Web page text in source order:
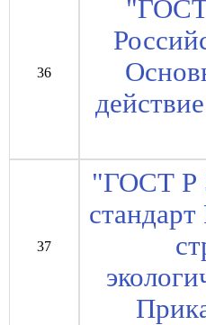
36
"ГОСТ
37
"ГОСТ Р